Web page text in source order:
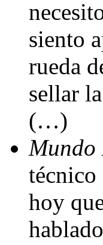
siento
rueda
sellar
(…)
técnico
hoy